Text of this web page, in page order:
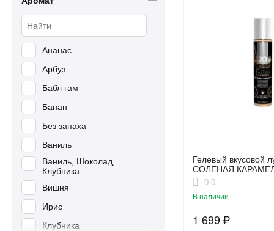
Гелевый вкусовой
СОЛЕНАЯ
основе JO GELATO
CARAMEL FLAVOR
0.0
В наличии
1 699₽
Ананас
Арбуз
Бабл гам
Банан
Без запаха
Ваниль
Ваниль, Шоколад,
Клубника
Вишня
Ирис
Клубника